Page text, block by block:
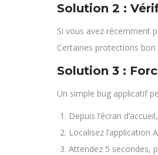
Solution 2 :
Si vous avez récemment
Certaines protections
Solution 3 :
Un simple bug applicatif
Depuis l’écran
Localisez
Attendez 5 secondes,